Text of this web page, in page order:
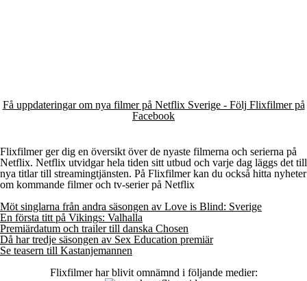
Få uppdateringar om nya filmer på Netflix Sverige - Följ Flixfilmer på
Facebook
Flixfilmer ger dig en översikt över de nyaste filmerna och serierna på
Netflix. Netflix utvidgar hela tiden sitt utbud och varje dag läggs det till
nya titlar till streamingtjänsten. På Flixfilmer kan du också hitta nyheter
om kommande filmer och tv-serier på Netflix
Möt singlarna från andra säsongen av Love is Blind: Sverige
En första titt på Vikings: Valhalla
Premiärdatum och trailer till danska Chosen
Då har tredje säsongen av Sex Education premiär
Se teasern till Kastanjemannen
Flixfilmer har blivit omnämnd i följande medier: